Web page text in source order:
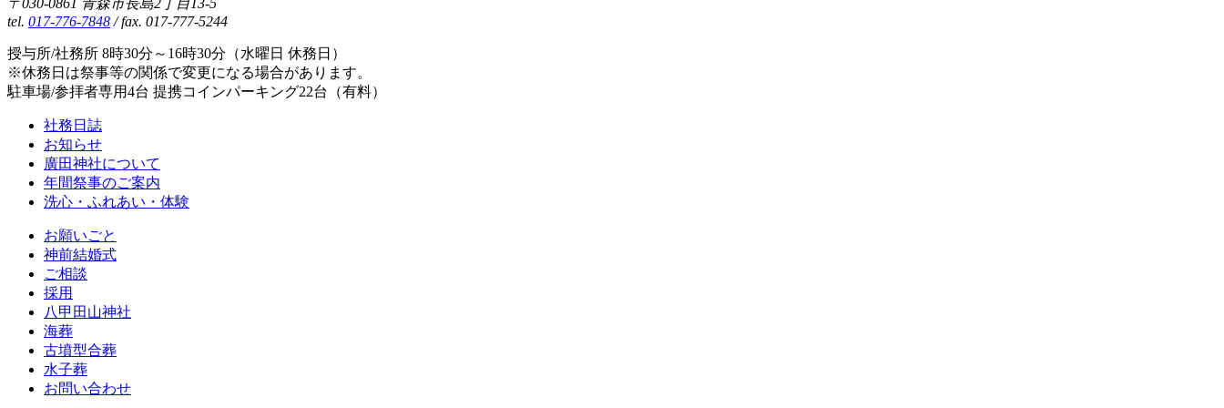
tel. 017-776-7848 / fax. 017-777-5244
授与所/社務所 8時30分～16時30分（水曜日 休務日）
※休務日は祭事等の関係で変更になる場合があります。
駐車場/参拝者専用4台 提携コインパーキング22台（有料）
社務日誌
お知らせ
廣田神社について
年間祭事のご案内
洗心・ふれあい・体験
お願いごと
神前結婚式
ご相談
採用
八甲田山神社
海葬
古墳型合葬
水子葬
お問い合わせ